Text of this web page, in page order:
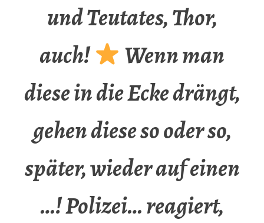
und Teutates, Thor,
auch!
Wenn man
diese in die Ecke drängt,
gehen diese so oder so,
später, wieder auf einen
…! Polizei… reagiert,